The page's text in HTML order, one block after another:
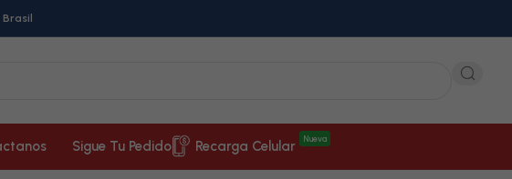
Sigue Tu Pedido Recarga Celular Nueva